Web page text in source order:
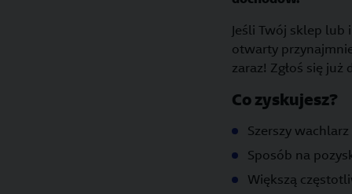
Jeśli Twój sklep
otwarty
zaraz! Zgłoś się już
Co zyskujesz?
Szerszy
Sposób na
Większą